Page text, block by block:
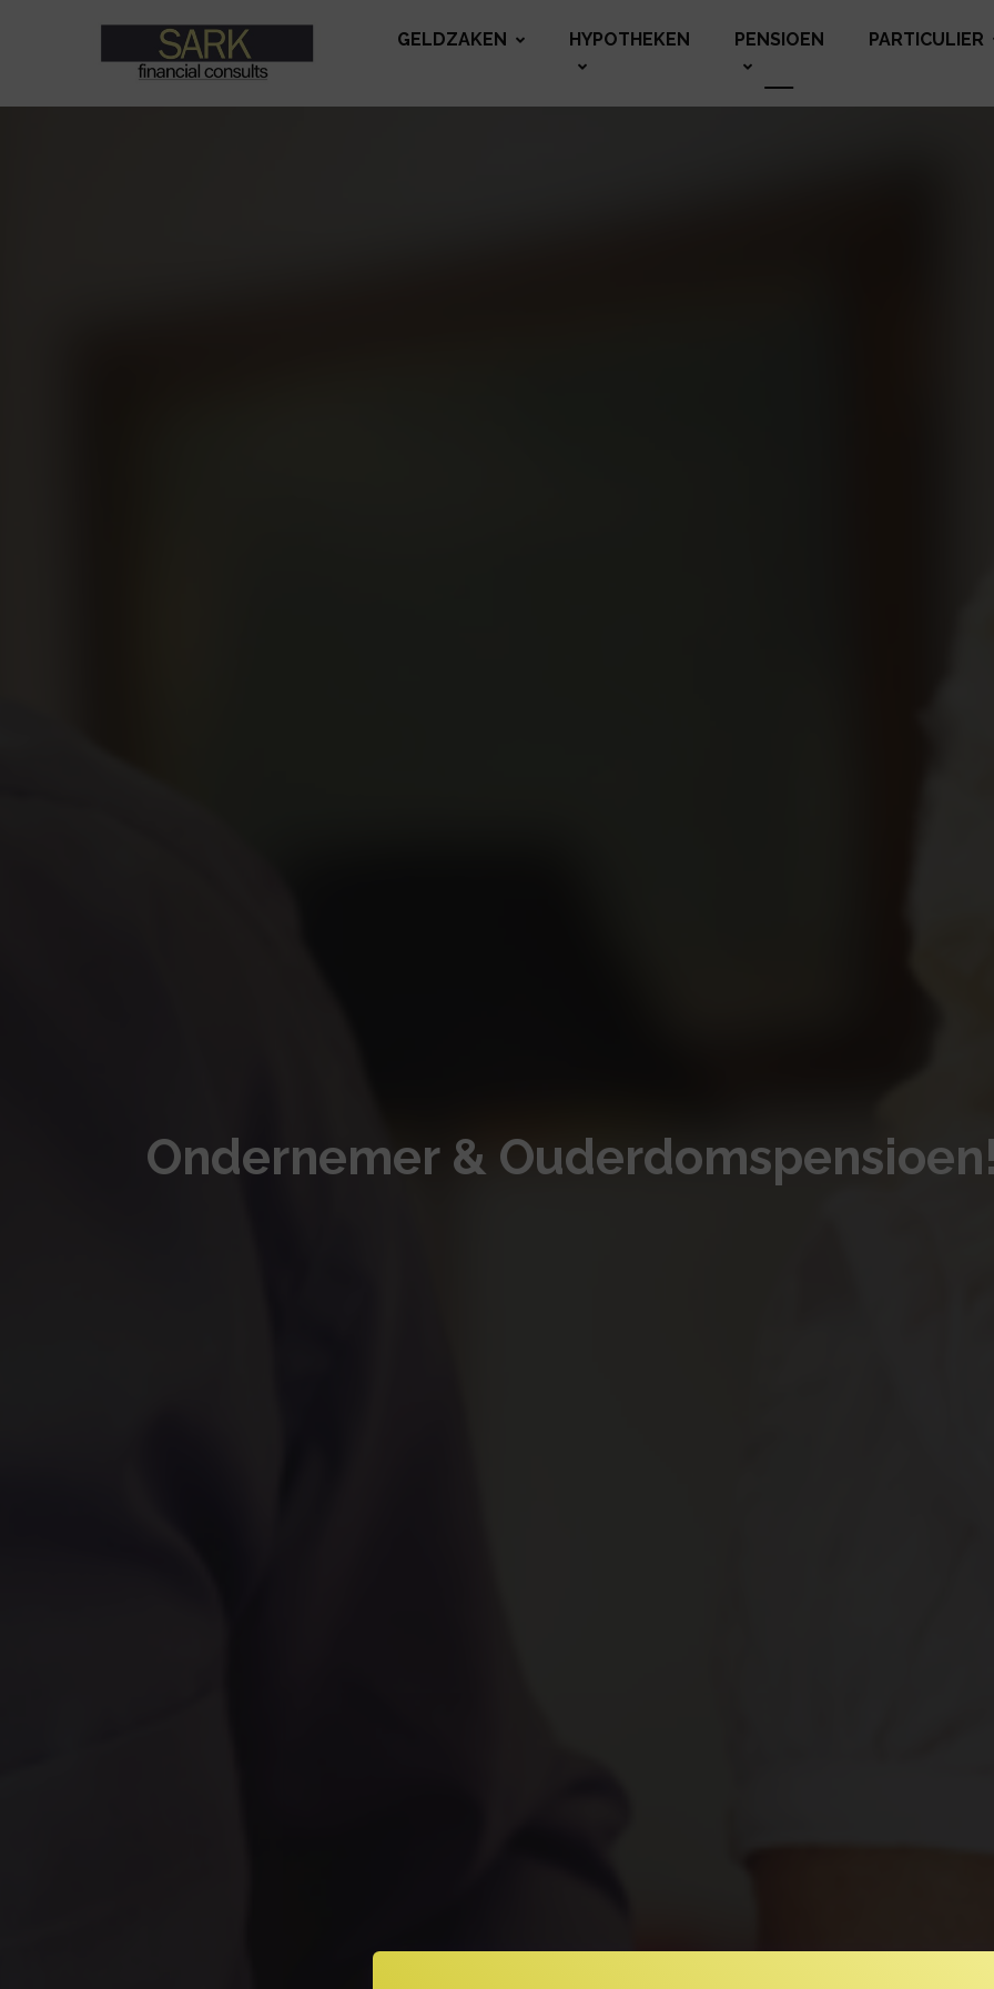
GELDZAKEN HYPOTHEKEN PENSIOEN PARTICULIER
Ondernemer &